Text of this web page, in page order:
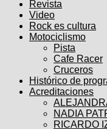
Revista
Video
Rock es cultura
Motociclismo
Pista
Cafe Racer
Cruceros
Histórico de
Acreditaciones
NADIA
RICARDO